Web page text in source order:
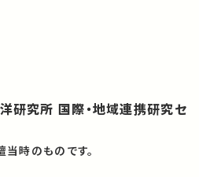
研究所 国際・地域連携研究セ
時のものです。